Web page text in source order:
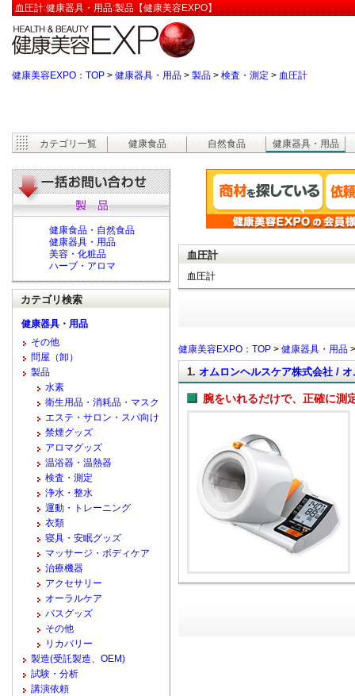
血圧計:健康器具・用品:製品【健康美容EXPO】
健康美容EXPO：TOP > 健康器具・用品 > 製品 > 検査・測定 > 血圧計
カテゴリ一覧 健康食品 自然食品 健康器具・用品
血圧計
血圧計
健康美容EXPO：TOP > 健康器具・用品
1. オムロンヘルスケア株式会社 /
腕をいれるだけで、正確に測
健康食品・自然食品
健康器具・用品
美容・化粧品
ハーブ・アロマ
カテゴリ検索
健康器具・用品
その他
問屋（卸）
製品
水素
衛生用品・消耗品・マスク
エステ・サロン・スパ向け
禁煙グッズ
アロマグッズ
温浴器・温熱器
検査・測定
浄水・整水
運動・トレーニング
衣類
寝具・安眠グッズ
マッサージ・ボディケア
治療機器
アクセサリー
オーラルケア
バスグッズ
その他
リカバリー
製造(受託製造、OEM)
試験・分析
講演依頼